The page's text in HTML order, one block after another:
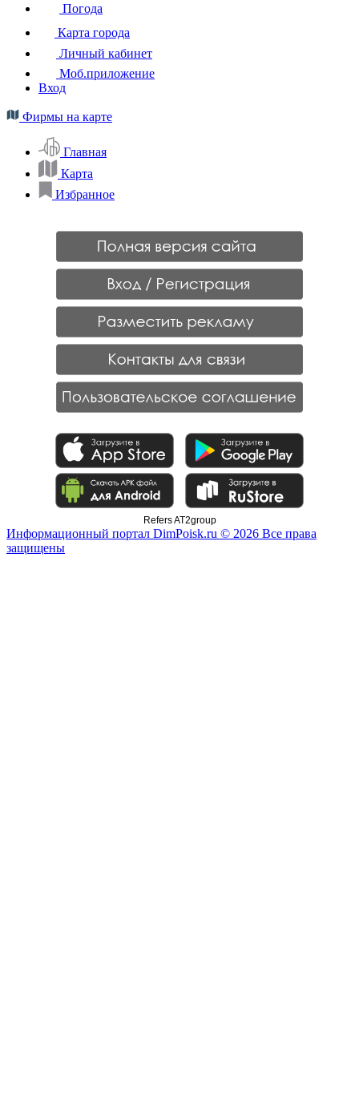
Погода
Карта города
Личный кабинет
Моб.приложение
Вход
Фирмы на карте
Главная
Карта
Избранное
Refers AT2group
Информационный портал DimPoisk.ru © 2026 Все права
защищены